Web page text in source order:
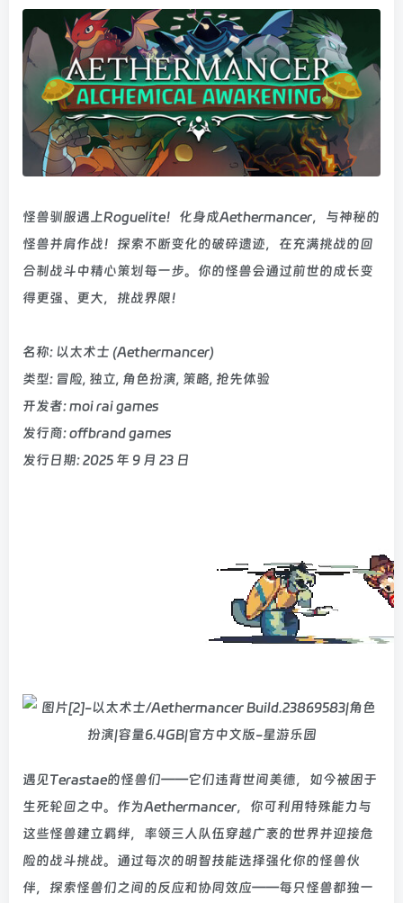
怪兽驯服遇上Roguelite！化身成Aethermancer，与神秘的
怪兽并肩作战！探索不断变化的破碎遗迹，在充满挑战的回
合制战斗中精心策划每一步。你的怪兽会通过前世的成长变
得更强、更大，挑战界限！
名称: 以太术士 (Aethermancer)
类型: 冒险, 独立, 角色扮演, 策略, 抢先体验
开发者: moi rai games
发行商: offbrand games
发行日期: 2025 年 9 月 23 日
遇见Terastae的怪兽们——它们违背世间美德，如今被困于
生死轮回之中。作为Aethermancer，你可利用特殊能力与
这些怪兽建立羁绊，率领三人队伍穿越广袤的世界并迎接危
险的战斗挑战。通过每次的明智技能选择强化你的怪兽伙
伴，探索怪兽们之间的反应和协同效应——每只怪兽都独一